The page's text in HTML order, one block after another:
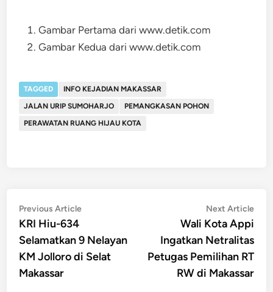
Gambar Pertama dari www.detik.com
Gambar Kedua dari www.detik.com
TAGGED
INFO KEJADIAN MAKASSAR
JALAN URIP SUMOHARJO
PEMANGKASAN POHON
PERAWATAN RUANG HIJAU KOTA
Post
navigation
Previous ArticlePrevious
KRI Hiu-634
Selamatkan 9 Nelayan
KM Jolloro di Selat
Makassar
Next Article
Wali Kota Appi
Ingatkan Netralitas
Petugas Pemilihan RT
RW di Makassar